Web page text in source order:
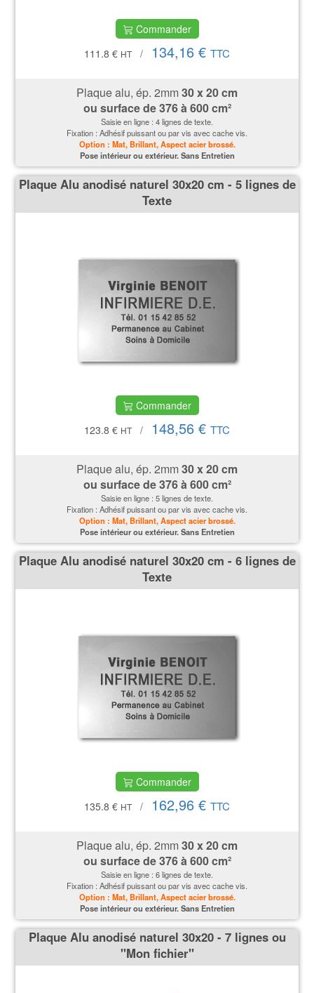
Commander
111.8 € HT / 134,16 € TTC
Plaque alu, ép. 2mm30 x 20 cm
ou surface de376 à 600 cm²
Saisie en ligne : 4 lignes de texte.
Fixation : Adhésif puissant ou par vis avec cache vis.
Option : Mat, Brillant, Aspect acier brossé.
Pose intérieur ou extérieur. Sans Entretien
Plaque Alu anodisé naturel 30x20 cm - 5 lignes de
Texte
Commander
123.8 € HT / 148,56 € TTC
Plaque alu, ép. 2mm30 x 20 cm
ou surface de376 à 600 cm²
Saisie en ligne : 5 lignes de texte.
Fixation : Adhésif puissant ou par vis avec cache vis.
Option : Mat, Brillant, Aspect acier brossé.
Pose intérieur ou extérieur. Sans Entretien
Plaque Alu anodisé naturel 30x20 cm - 6 lignes de
Texte
Commander
135.8 € HT / 162,96 € TTC
Plaque alu, ép. 2mm30 x 20 cm
ou surface de376 à 600 cm²
Saisie en ligne : 6 lignes de texte.
Fixation : Adhésif puissant ou par vis avec cache vis.
Option : Mat, Brillant, Aspect acier brossé.
Pose intérieur ou extérieur. Sans Entretien
Plaque Alu anodisé naturel 30x20 - 7 lignes ou
''Mon fichier''